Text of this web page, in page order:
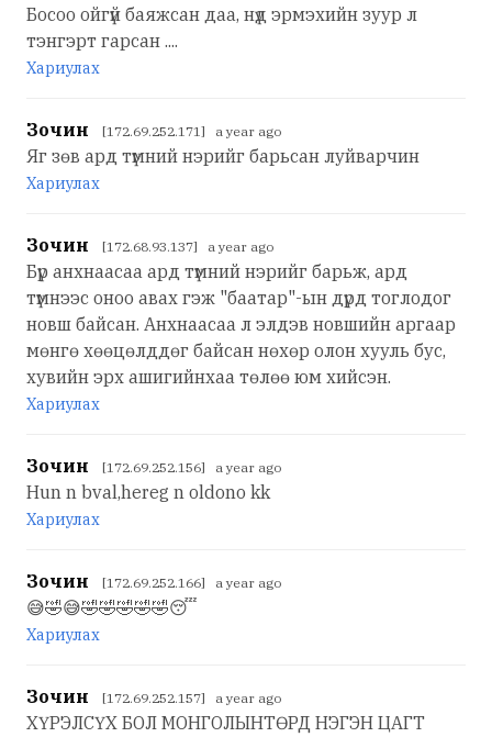
Босоо ойгүй баяжсан даа, нүд эрмэхийн зуур л
тэнгэрт гарсан ....
Хариулах
Зочин [172.69.252.171] a year ago
Яг зөв ард түмний нэрийг барьсан луйварчин
Хариулах
Зочин [172.68.93.137] a year ago
Бүр анхнаасаа ард түмний нэрийг барьж, ард
түмнээс оноо авах гэж "баатар"-ын дүрд тоглодог
новш байсан. Анхнаасаа л элдэв новшийн аргаар
мөнгө хөөцөлддөг байсан нөхөр олон хууль бус,
хувийн эрх ашигийнхаа төлөө юм хийсэн.
Хариулах
Зочин [172.69.252.156] a year ago
Hun n bval,hereg n oldono kk
Хариулах
Зочин [172.69.252.166] a year ago
😅🤣😅🤣🤣🤣🤣🤣😴
Хариулах
Зочин [172.69.252.157] a year ago
ХҮРЭЛСҮХ БОЛ МОНГОЛЫНТӨРД НЭГЭН ЦАГТ